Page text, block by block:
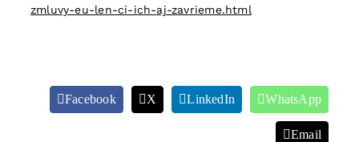
zmluvy-eu-len-ci-ich-aj-zavrieme.html
Facebook X LinkedIn WhatsApp
Email